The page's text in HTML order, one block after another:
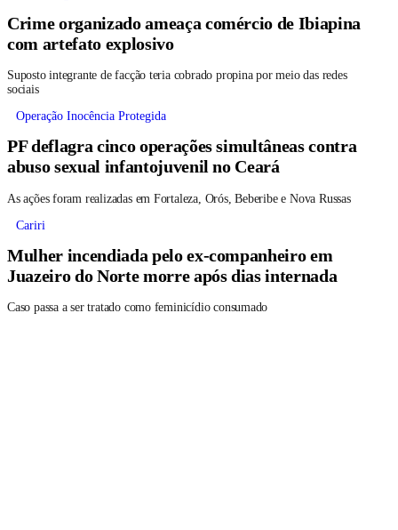
Crime organizado ameaça comércio de Ibiapina
com artefato explosivo
Suposto integrante de facção teria cobrado propina por meio das redes
sociais
Operação Inocência Protegida
PF deflagra cinco operações simultâneas contra
abuso sexual infantojuvenil no Ceará
As ações foram realizadas em Fortaleza, Orós, Beberibe e Nova Russas
Cariri
Mulher incendiada pelo ex-companheiro em
Juazeiro do Norte morre após dias internada
Caso passa a ser tratado como feminicídio consumado